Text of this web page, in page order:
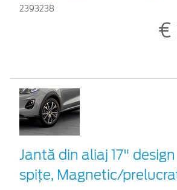
2393238
€
Jantă din aliaj 17"
spițe, Magnetic/